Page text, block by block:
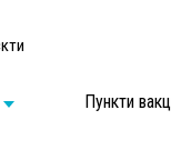
Пункти